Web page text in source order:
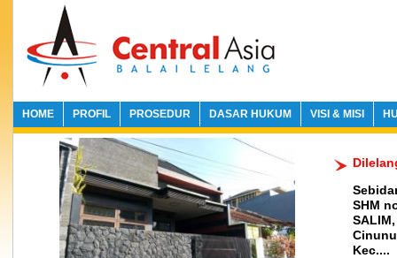
HOME PROFIL PROSEDUR DASAR HUKUM VISI & MISI
SHM
Kec....